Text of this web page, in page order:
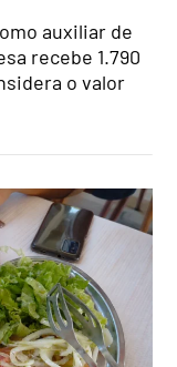
auxiliar de
recebe 1.790
o valor